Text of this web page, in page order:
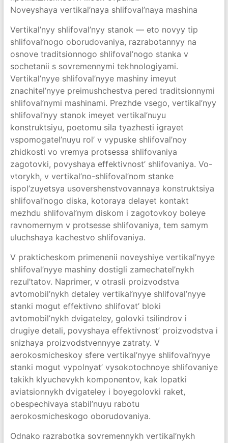
Noveyshaya vertikal’naya shlifoval’naya mashina
Vertikal’nyy shlifoval’nyy stanok — eto novyy tip
shlifoval’nogo oborudovaniya, razrabotannyy na
osnove traditsionnogo shlifoval’nogo stanka v
sochetanii s sovremennymi tekhnologiyami.
Vertikal’nyye shlifoval’nyye mashiny imeyut
znachitel’nyye preimushchestva pered traditsionnymi
shlifoval’nymi mashinami. Prezhde vsego, vertikal’nyy
shlifoval’nyy stanok imeyet vertikal’nuyu
konstruktsiyu, poetomu sila tyazhesti igrayet
vspomogatel’nuyu rol’ v vypuske shlifoval’noy
zhidkosti vo vremya protsessa shlifovaniya
zagotovki, povyshaya effektivnost’ shlifovaniya. Vo-
vtorykh, v vertikal’no-shlifoval’nom stanke
ispol’zuyetsya usovershenstvovannaya konstruktsiya
shlifoval’nogo diska, kotoraya delayet kontakt
mezhdu shlifoval’nym diskom i zagotovkoy boleye
ravnomernym v protsesse shlifovaniya, tem samym
uluchshaya kachestvo shlifovaniya.
V prakticheskom primenenii noveyshiye vertikal’nyye
shlifoval’nyye mashiny dostigli zamechatel’nykh
rezul’tatov. Naprimer, v otrasli proizvodstva
avtomobil’nykh detaley vertikal’nyye shlifoval’nyye
stanki mogut effektivno shlifovat’ bloki
avtomobil’nykh dvigateley, golovki tsilindrov i
drugiye detali, povyshaya effektivnost’ proizvodstva i
snizhaya proizvodstvennyye zatraty. V
aerokosmicheskoy sfere vertikal’nyye shlifoval’nyye
stanki mogut vypolnyat’ vysokotochnoye shlifovaniye
takikh klyuchevykh komponentov, kak lopatki
aviatsionnykh dvigateley i boyegolovki raket,
obespechivaya stabil’nuyu rabotu
aerokosmicheskogo oborudovaniya.
Odnako razrabotka sovremennykh vertikal’nykh